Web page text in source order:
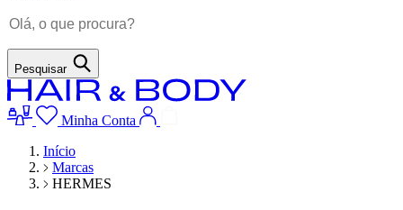
Pesquisar
Minha Conta
Início
Marcas
HERMES